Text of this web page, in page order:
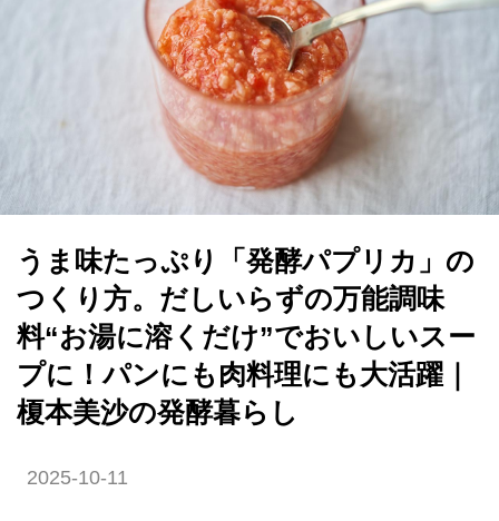
うま味たっぷり「発酵パプリカ」の
つくり方。だしいらずの万能調味
料“お湯に溶くだけ”でおいしいスー
プに！パンにも肉料理にも大活躍｜
榎本美沙の発酵暮らし
2025-10-11